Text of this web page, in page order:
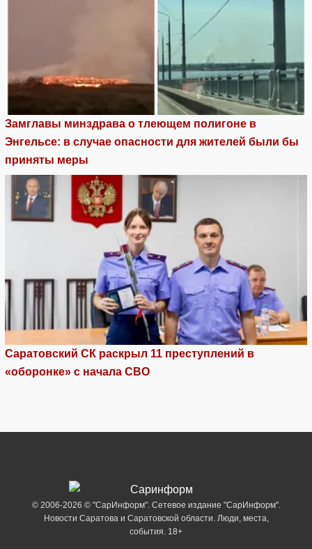
Замглавы минздрава о тлеющем полигоне в
Энгельсе: в случае опасности для жителей были бы
приняты меры
Саратовский СК раскрыл 11 преступлений в
«оборонке» с начала СВО
© 2006-2026 © "СарИнформ". Сетевое издание "СарИнформ".
Новости Саратова и Саратовской области. Люди, места,
события. 18+